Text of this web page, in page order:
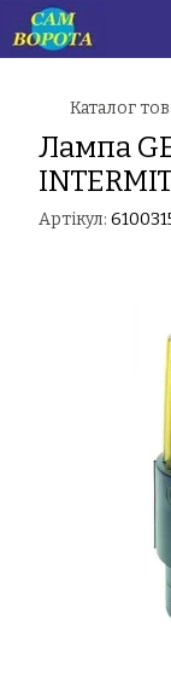
Каталог
Лампа
Артікул: